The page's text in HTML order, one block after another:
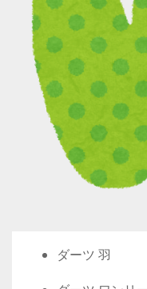
ダーツ 羽